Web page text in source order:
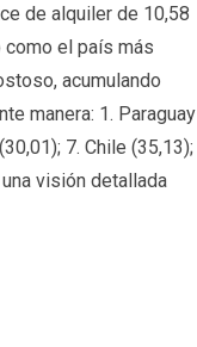
de alquiler de 10,58
como el país más
acumulando
manera: 1. Paraguay
7. Chile (35,13);
visión detallada